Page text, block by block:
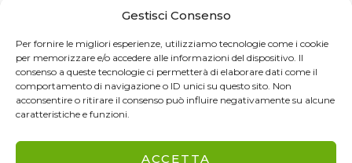
Gestisci Consenso
Per fornire le migliori esperienze, utilizziamo tecnologie come i cookie
per memorizzare e/o accedere alle informazioni del dispositivo. Il
consenso a queste tecnologie ci permetterà di elaborare dati come il
comportamento di navigazione o ID unici su questo sito. Non
acconsentire o ritirare il consenso può influire negativamente su alcune
caratteristiche e funzioni.
ACCETTA
© Copyright 2026 – Soc. Agr. Malerba Castagne Montella s.r.l. Tutti i
diritti riservati. P.IVA: IT02945260640
Spedizioni e Consegna
Metodi di Pagamento
Condizioni di Vendita